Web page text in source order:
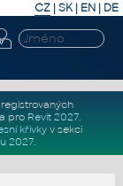
CZ | SK| EN | DE
pro Revit 2027.
křivkyv sekci
2027.